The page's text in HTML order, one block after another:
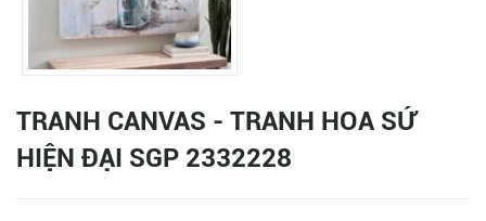
TRANH CANVAS - TRANH HOA SỨ
HIỆN ĐẠI SGP 2332228